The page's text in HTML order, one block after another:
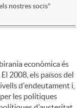
nostres socis"
econòmica és
2008, els països del
d'endeutament i,
les polítiques